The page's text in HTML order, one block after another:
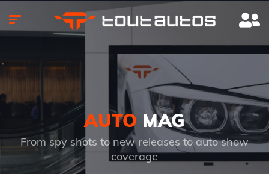
AUTO MAG
From spy shots to new releases to auto show
coverage